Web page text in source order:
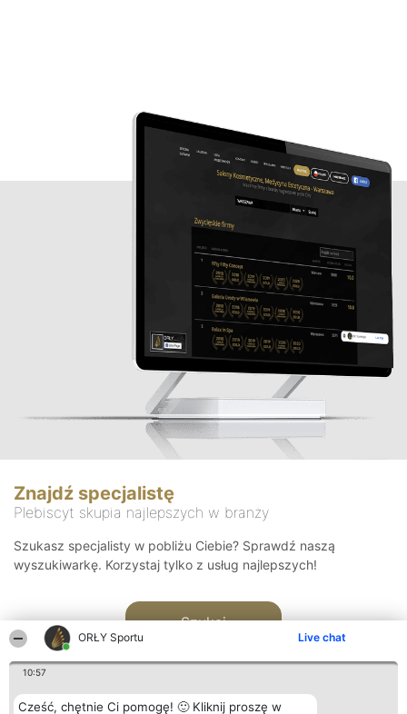
ORŁY Sportu Live chat
10:57
Cześć, chętnie Ci pomogę! 🙂 Kliknij proszę w
Znajdź specjalistę
Plebiscyt skupia najlepszych w branży
Szukasz specjalisty w pobliżu Ciebie? Sprawdź naszą
wyszukiwarkę. Korzystaj tylko z usług najlepszych!
Szukaj